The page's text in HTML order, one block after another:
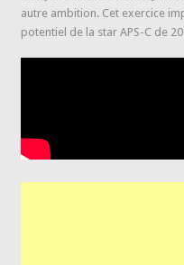
autre ambition. Cet exercice
potentiel de la star APS-C de